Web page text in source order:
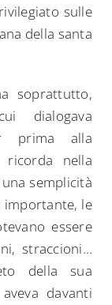
sulle
della santa
soprattutto,
dialogava
prima alla
ricorda nella
semplicità
importante, le
essere
straccioni…
della sua
davanti